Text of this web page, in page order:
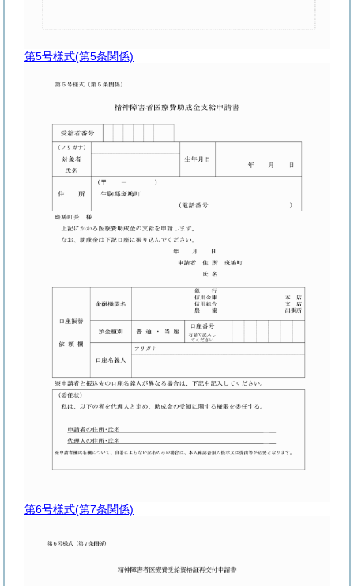
第5号様式(第5条関係)
第6号様式(第7条関係)